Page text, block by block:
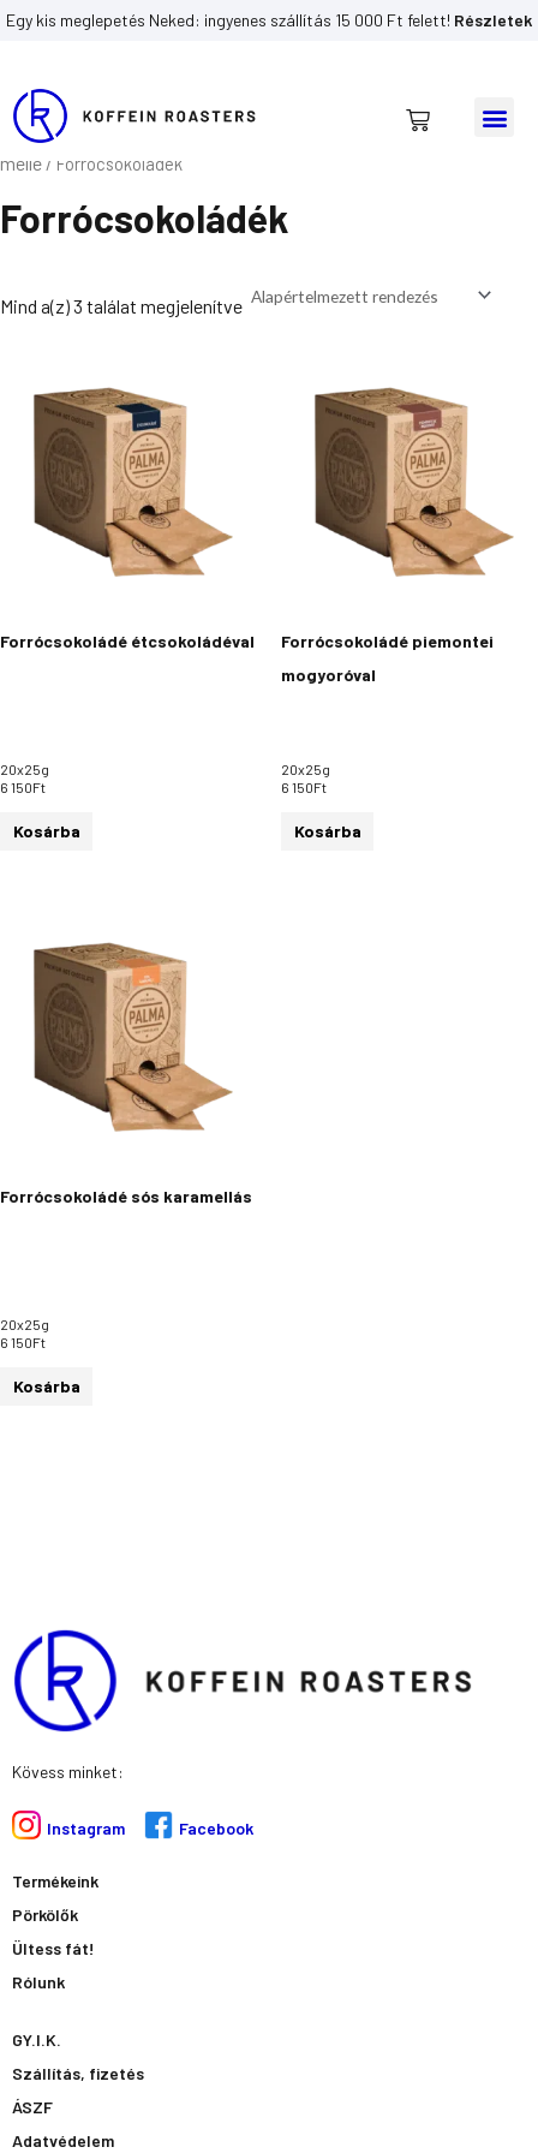
Skip
Egy kis meglepetés Neked: ingyenes szállítás 15 000 Ft felett! Részletek
Kosár
Kezdőlap
mellé / Forrócsokoládék
Forrócsokoládék
Mind a(z) 3 találat megjelenítve
Forrócsokoládé étcsokoládéval
20x25g
6 150Ft
Kosárba
Forrócsokoládé piemontei
mogyoróval
20x25g
6 150Ft
Kosárba
Forrócsokoládé sós karamellás
20x25g
6 150Ft
Kosárba
Kövess minket:
Instagram Facebook
Termékeink
Pörkölők
Ültess fát!
Rólunk
GY.I.K.
Szállítás, fizetés
ÁSZF
Adatvédelem